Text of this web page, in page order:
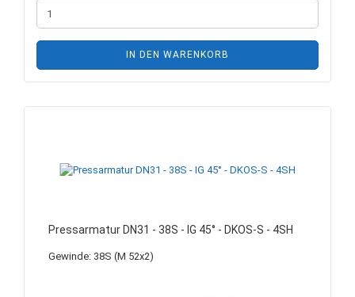
IN DEN WARENKORB
Pressarmatur DN31 - 38S - IG 45° - DKOS-S - 4SH
Gewinde: 38S (M 52x2)